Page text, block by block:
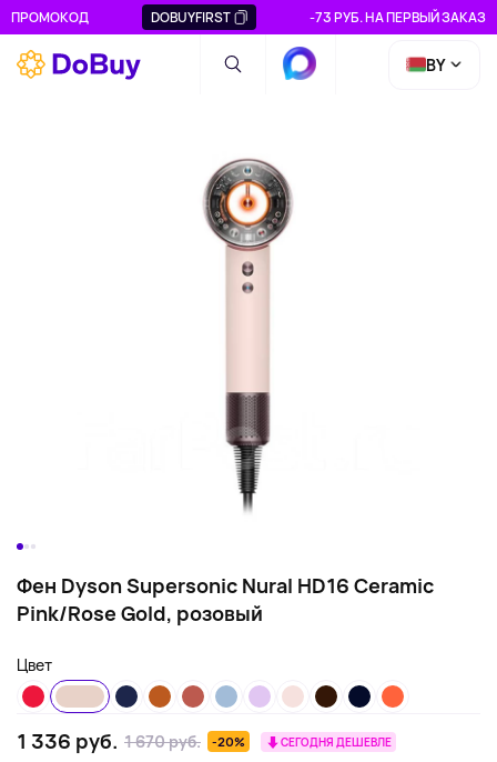
ПРОМОКОД DOBUYFIRST -73 РУБ. НА ПЕРВЫЙ ЗАКАЗ
BY
Фен Dyson Supersonic Nural HD16 Ceramic
Pink/Rose Gold, розовый
Цвет
1 336 руб. 1 670 руб. -20% СЕГОДНЯ ДЕШЕВЛЕ